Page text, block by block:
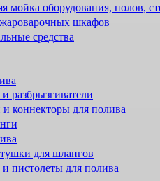
мойка оборудования, полов,
шкафов
средства
разбрызгиватели
коннекторы для полива
для шлангов
пистолеты для полива